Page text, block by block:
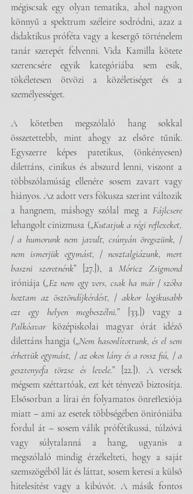
mégiscsak egy olyan tematika, ahol nagyon
könnyű a spektrum széleire sodródni, azaz a
didaktikus próféta vagy a kesergő történelem
tanár szerepét felvenni. Vida Kamilla kötete
szerencsére egyik kategóriába sem esik,
tökéletesen ötvözi a közéletiséget és a
személyességet.
A kötetben megszólaló hang sokkal
összetettebb, mint ahogy az elsőre tűnik.
Egyszerre képes patetikus, (önkényesen)
dilettáns, cinikus és abszurd lenni, viszont a
többszólamúság ellenére sosem zavart vagy
hiányos. Az adott vers fókusza szerint változik
a hangnem, máshogy szólal meg a
lehangolt cinizmusa („Kutatjuk a régi reflexeket,
/ a humorunk nem javult, csúnyán öregszünk,
nem ismerjük egymást, / nosztalgiázunk, mert
baszni szeretnénk” [27.]), a Móricz Zsigmond
iróniája („Ez nem egy vers, csak ha már / szóba
hoztam az ösztöndíjkérdést, / akkor logikusabb
ezt egy helyen megbeszélni.
Palkóavar középiskolai magyar órát idéző
dilettáns hangja („Nem hasonlítottunk, és el sem
érhettük egymást, / az okos lány és a rossz fiú, / a
gesztenyefa törzse és levele.” [22.]). A versek
mégsem széttartóak, ezt két tényező biztosítja.
Elsősorban a lírai én folyamatos önreflexiója
miatt – ami az esetek többségében öniróniába
fordul át – sosem válik prófétikussá, túlzóvá
vagy súlytalanná a hang, ugyanis a
megszólaló mindig érzékelteti, hogy a saját
szemszögéből lát és láttat, sosem keresi a külső
hitelesítést vagy a kibúvót. A másik fontos